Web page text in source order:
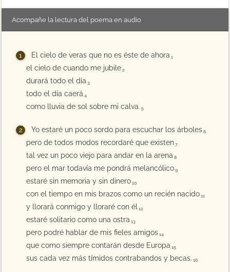
Acompañe la lectura del poema en audio
El cielo de veras que no es éste de ahora 1
el cielo de cuando me jubile 2
durará todo el día 3
todo el día caerá 4
como lluvia de sol sobre mi calva. 5
Yo estaré un poco sordo para escuchar los árboles 6
pero de todos modos recordaré que existen 7
tal vez un poco viejo para andar en la arena 8
pero el mar todavía me pondrá melancólico 9
estaré sin memoria y sin dinero 10
con el tiempo en mis brazos como un recién nacido 11
y llorará conmigo y lloraré con él 12
estaré solitario como una ostra 13
pero podré hablar de mis fieles amigos 14
que como siempre contarán desde Europa 15
sus cada vez más tímidos contrabandos y becas. 16